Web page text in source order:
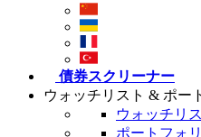
債券スクリーナー
ウォッチリスト & ポー
ウォッチリ
ポートフォ